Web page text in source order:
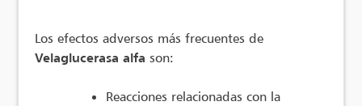
Los efectos adversos más frecuentes de
Velaglucerasa alfa son:
Reacciones relacionadas con la